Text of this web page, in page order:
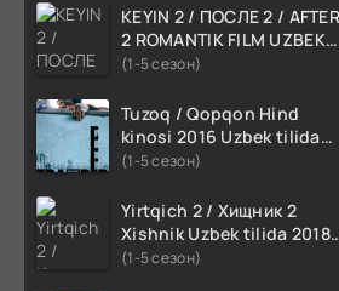
KEYIN 2 / ПОСЛЕ 2 / AFTER
2 ROMANTIK FILM UZBEK
TILIDA 2020 TARJIMA FILM
(1-5 сезон)
Tuzoq / Qopqon Hind
kinosi 2016 Uzbek tilida
tarjima film HD
(1-5 сезон)
Yirtqich 2 / Хищник 2
Xishnik Uzbek tilida 2018-
2024 O'zbekcha tarjima
(1-5 сезон)